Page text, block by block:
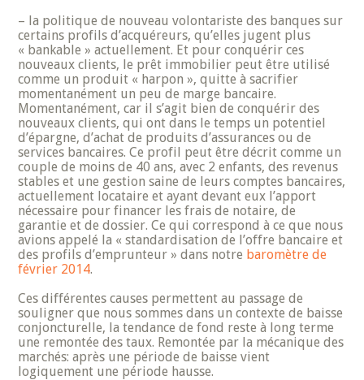
– la politique de nouveau volontariste des banques sur
certains profils d’acquéreurs, qu’elles jugent plus
« bankable » actuellement. Et pour conquérir ces
nouveaux clients, le prêt immobilier peut être utilisé
comme un produit « harpon », quitte à sacrifier
momentanément un peu de marge bancaire.
Momentanément, car il s’agit bien de conquérir des
nouveaux clients, qui ont dans le temps un potentiel
d’épargne, d’achat de produits d’assurances ou de
services bancaires. Ce profil peut être décrit comme un
couple de moins de 40 ans, avec 2 enfants, des revenus
stables et une gestion saine de leurs comptes bancaires,
actuellement locataire et ayant devant eux l’apport
nécessaire pour financer les frais de notaire, de
garantie et de dossier. Ce qui correspond à ce que nous
avions appelé la « standardisation de l’offre bancaire et
des profils d’emprunteur » dans notre baromètre de
février 2014.
Ces différentes causes permettent au passage de
souligner que nous sommes dans un contexte de baisse
conjoncturelle, la tendance de fond reste à long terme
une remontée des taux. Remontée par la mécanique des
marchés: après une période de baisse vient
logiquement une période hausse.